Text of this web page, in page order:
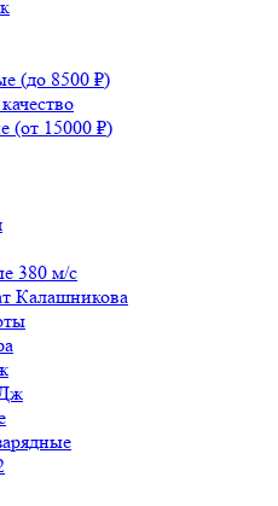
(до 8500 ₽)
(от 15000 ₽)
380 м/с
Калашникова